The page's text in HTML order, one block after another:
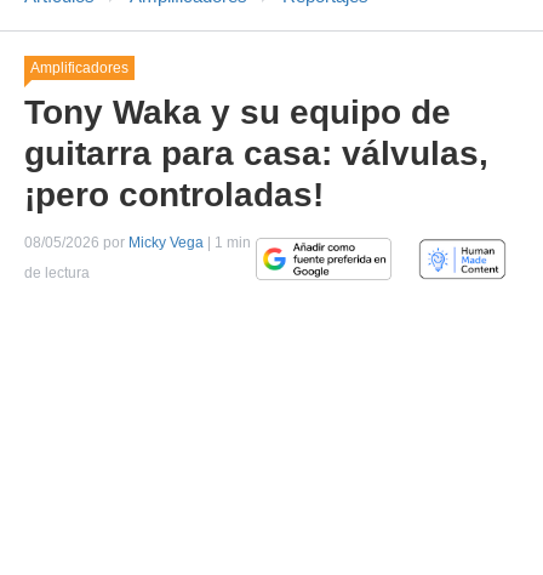
Amplificadores
Tony Waka y su equipo de
guitarra para casa: válvulas,
¡pero controladas!
08/05/2026 por Micky Vega | 1 min
de lectura